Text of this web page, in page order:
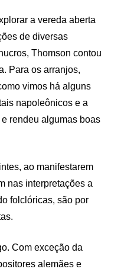
a vereda aberta
de diversas
Thomson contou
Para os arranjos,
vimos há alguns
napoleônicos e a
rendeu algumas boas
ao manifestarem
nas interpretações a
folclóricas, são por
Com exceção da
alemães e